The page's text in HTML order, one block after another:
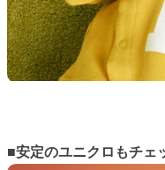
■安定のユニクロもチェ